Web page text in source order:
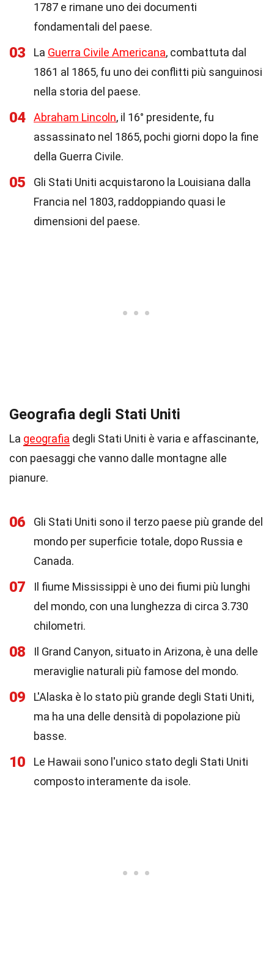
1787 e rimane uno dei documenti
fondamentali del paese.
03 La Guerra Civile Americana, combattuta dal
1861 al 1865, fu uno dei conflitti più sanguinosi
nella storia del paese.
04 Abraham Lincoln, il 16° presidente, fu
assassinato nel 1865, pochi giorni dopo la fine
della Guerra Civile.
05
Gli Stati Uniti acquistarono la Louisiana dalla
Francia nel 1803, raddoppiando quasi le
dimensioni del paese.
Geografia degli Stati Uniti
La geografia degli Stati Uniti è varia e affascinante,
con paesaggi che vanno dalle montagne alle
pianure.
06
Gli Stati Uniti sono il terzo paese più grande del
mondo per superficie totale, dopo Russia e
Canada.
07
Il fiume Mississippi è uno dei fiumi più lunghi
del mondo, con una lunghezza di circa 3.730
chilometri.
08
Il Grand Canyon, situato in Arizona, è una delle
meraviglie naturali più famose del mondo.
09
L'Alaska è lo stato più grande degli Stati Uniti,
ma ha una delle densità di popolazione più
basse.
10
Le Hawaii sono l'unico stato degli Stati Uniti
composto interamente da isole.